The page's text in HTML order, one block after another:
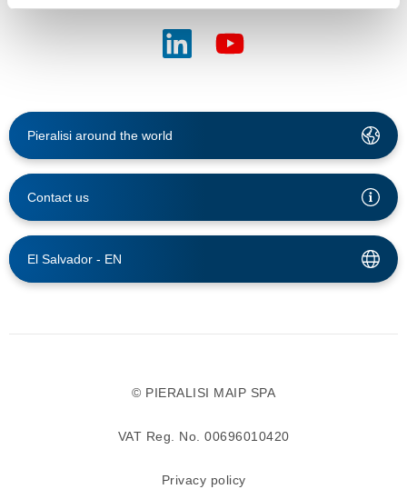
Pieralisi around the world
Contact us
El Salvador - EN
© PIERALISI MAIP SPA
VAT Reg. No. 00696010420
Privacy policy